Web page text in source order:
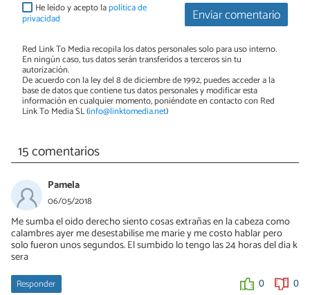
Enviar comentario
He leído y acepto lapolítica de
privacidad
Red Link To Media recopila los datos personales solo para uso interno.
En ningún caso, tus datos serán transferidos a terceros sin tu
autorización.
De acuerdo con la ley del 8 de diciembre de 1992, puedes acceder a la
base de datos que contiene tus datos personales y modificar esta
información en cualquier momento, poniéndote en contacto con Red
Link To Media SL (info@linktomedia.net)
15 comentarios
Pamela
06/05/2018
Me sumba el oido derecho siento cosas extrañas en la cabeza como
calambres ayer me desestabilise me marie y me costo hablar pero
solo fueron unos segundos. El sumbido lo tengo las 24 horas del dia k
sera
Responder 0 0